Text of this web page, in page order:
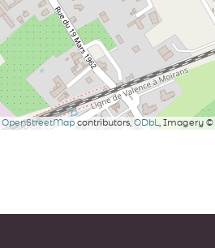
OpenStreetMap contributors, ODbL , Imagery ©